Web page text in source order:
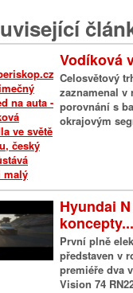
Vodíková
Celosvětový
zaznamenal v
porovnání s
okrajovým
Hyundai
koncepty...
První plně
představen v
premiéře dva
Vision 74